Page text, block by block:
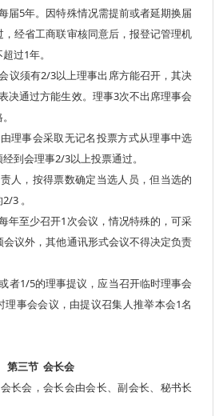
届5年。因特殊情况需提前或者延期换届
经省工商联审核同意后，报登记管理机
过1年。
议须有2/3以上理事出席方能召开，其决
决通过方能生效。 理事3次不出席理事会
理事会采取无记名投票方式从理事中选
经到会理事2/3以上投票通过。
人，按得票数确定当选人员，但当选的
3 。
年至少召开1次会议，情况特殊的，可采
议外，其他通讯形式会议不得决定负责
者1/5的理事提议，应当召开临时理事会
理事会会议，由提议召集人推举本会1名
第三节 会长会
长会，会长会由会长、副会长、秘书长